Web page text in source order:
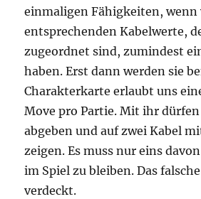
einmaligen Fähigkeiten, wenn
entsprechenden Kabelwerte,
zugeordnet sind, zumindest
haben. Erst dann werden sie
Charakterkarte erlaubt uns
Move pro Partie. Mit ihr
abgeben und auf zwei Kabel
zeigen. Es muss nur eins
im Spiel zu bleiben. Das
verdeckt.